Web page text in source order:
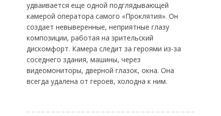
удваивается еще одной подглядывающей
камерой оператора самого «Проклятия». Он
создает невыверенные, неприятные глазу
композиции, работая на зрительский
дискомфорт. Камера следит за героями из-за
соседнего здания, машины, через
видеомониторы, дверной глазок, окна. Она
всегда удалена от героев, холодна к ним.